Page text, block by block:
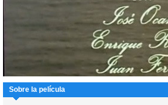
Sobre la película